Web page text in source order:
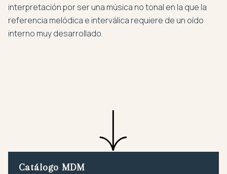
interpretación por ser una música no tonal en la que la
referencia melódica e interválica requiere de un oído
interno muy desarrollado.
Catálogo MDM